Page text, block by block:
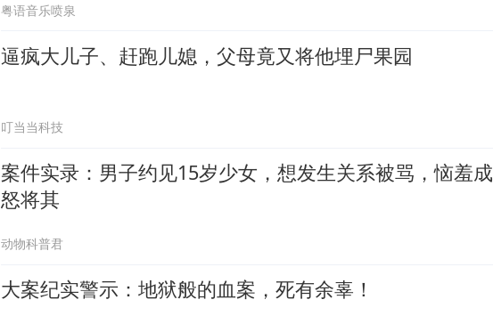
粤语音乐喷泉
逼疯大儿子、赶跑儿媳，父母竟又将他埋尸果园
叮当当科技
案件实录：男子约见15岁少女，想发生关系被骂，恼羞成
怒将其
动物科普君
大案纪实警示：地狱般的血案，死有余辜！